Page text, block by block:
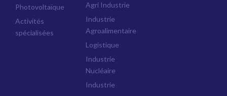
Photovoltaïque
Activités
spécialisées
Agri Industrie
Industrie
Agroalimentaire
Logistique
Industrie
Nucléaire
Industrie